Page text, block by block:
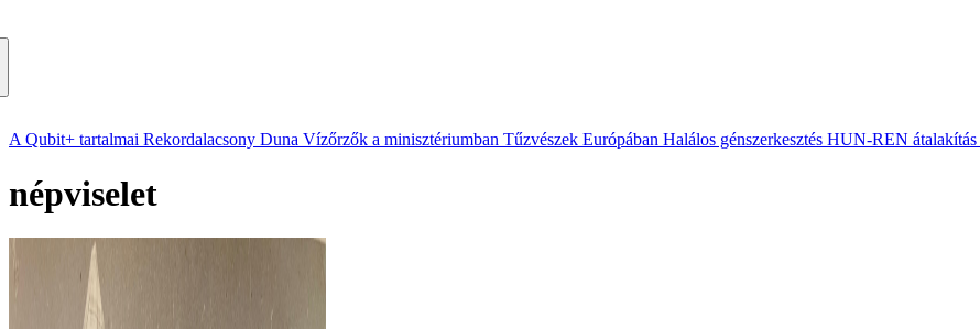
A Qubit+ tartalmai Rekordalacsony Duna Vízőrzők a minisztériumban Tűzvészek Európában Halálos génszerkesztés HUN-REN átalakítás
népviselet